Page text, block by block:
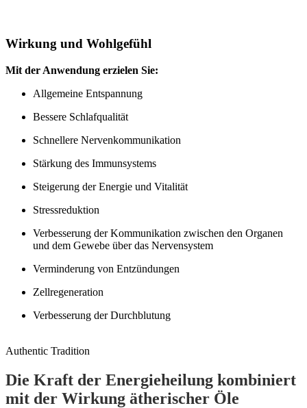
Wirkung und Wohlgefühl
Mit der Anwendung erzielen Sie:
Allgemeine Entspannung
Bessere Schlafqualität
Schnellere Nervenkommunikation
Stärkung des Immunsystems
Steigerung der Energie und Vitalität
Stressreduktion
Verbesserung der Kommunikation zwischen den Organen
und dem Gewebe über das Nervensystem
Verminderung von Entzündungen
Zellregeneration
Verbesserung der Durchblutung
Authentic Tradition
Die Kraft der Energieheilung kombiniert
mit der Wirkung ätherischer Öle